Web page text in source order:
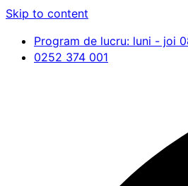
Skip to content
Program de lucru: luni - joi
0252 374 001